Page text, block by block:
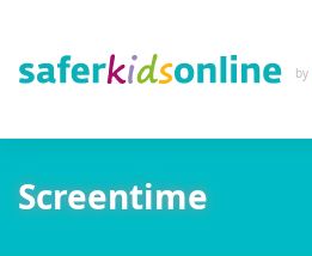
Screentime